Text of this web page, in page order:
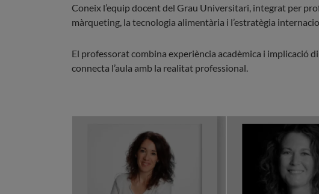
Coneix l’equip docent del Grau Universitari, integrat per
màrqueting, la tecnologia alimentària i l’estratègia
El professorat combina experiència acadèmica i implicació
connecta l’aula amb la realitat professional.